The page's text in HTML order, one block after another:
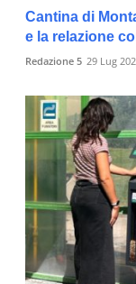
Cantina di
e la relazione
Redazione 5 29 Lug